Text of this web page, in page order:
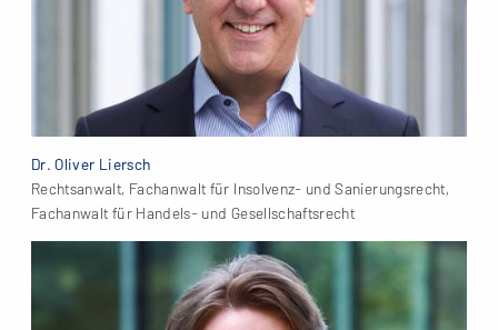
Dr. Oliver Liersch
Rechtsanwalt, Fachanwalt für Insolvenz- und Sanierungsrecht,
Fachanwalt für Handels- und Gesellschaftsrecht